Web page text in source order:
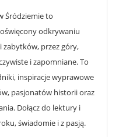
Śródziemie to
odkrywaniu
zabytków, przez góry,
i zapomniane. To
inspiracje wyprawowe
pasjonatów historii oraz
Dołącz do lektury i
świadomie i z pasją.